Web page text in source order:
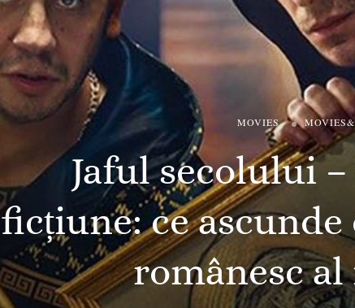
MOVIES
Jaful secolului
ficțiune: ce
românesc